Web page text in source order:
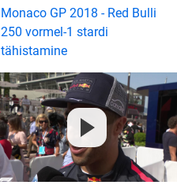
Monaco GP 2018 - Red Bulli
250 vormel-1 stardi
tähistamine